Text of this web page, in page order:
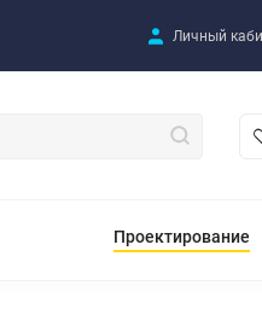
Личный
Проектирование